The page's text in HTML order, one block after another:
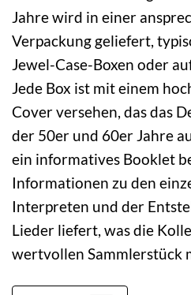
Jahre wird in einer
Verpackung geliefert,
Jewel-Case-Boxen oder
Jede Box ist mit einem
Cover versehen, das das
der 50er und 60er Jahre
ein informatives Booklet
Informationen zu den
Interpreten und der
Lieder liefert, was die
wertvollen Sammlerstück